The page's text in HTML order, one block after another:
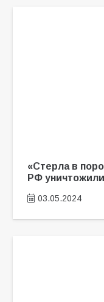
«Стерла в
РФ
03.05.2024